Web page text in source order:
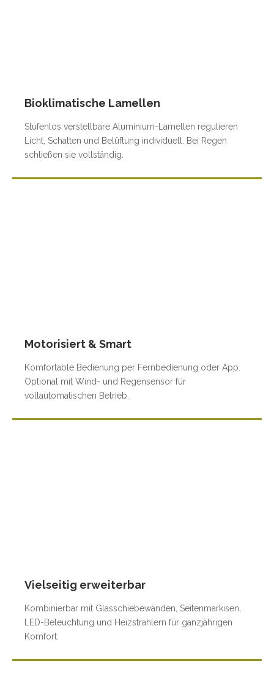
Bioklimatische Lamellen
Stufenlos verstellbare Aluminium-Lamellen regulieren
Licht, Schatten und Belüftung individuell. Bei Regen
schließen sie vollständig.
Motorisiert & Smart
Komfortable Bedienung per Fernbedienung oder App.
Optional mit Wind- und Regensensor für
vollautomatischen Betrieb.
Vielseitig erweiterbar
Kombinierbar mit Glasschiebewänden, Seitenmarkisen,
LED-Beleuchtung und Heizstrahlern für ganzjährigen
Komfort.